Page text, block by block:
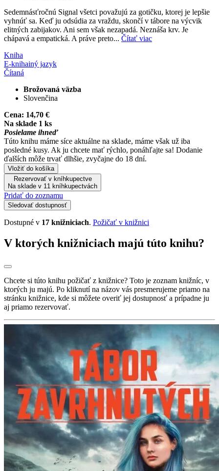
Sedemnásťročnú Signal všetci považujú za gotičku, ktorej je lepšie
vyhnúť sa. Keď ju odsúdia za vraždu, skončí v tábore na výcvik
elitných zabijakov. Ani sem však nezapadá. Neznáša krv. Je
chápavá a empatická. A práve preto... Čítať viac
Kniha
E-knihainý jazyk
Čítaná
Brožovaná väzba
Slovenčina
Cena: 14,70 €
Na sklade 1 ks
Posielame ihneď
Túto knihu máme síce aktuálne na sklade, máme však už iba
posledné kusy. Ak ju chcete mať rýchlo, ponáhľajte sa! Dodanie
ďalších môže trvať dlhšie, zvyčajne do 18 dní.
Vložiť do košíka
Rezervovať v kníhkupectve
Na sklade v 11 kníhkupectvách
Pridať do zoznamu
Sledovať dostupnosť
Dostupné v 17 knižniciach. Požičať v knižnici
V ktorých knižniciach majú túto knihu?
Chcete si túto knihu požičať z knižnice? Toto je zoznam knižníc, v
ktorých ju majú. Po kliknutí na názov vás presmerujeme priamo na
stránku knižnice, kde si môžete overiť jej dostupnosť a prípadne ju
aj priamo rezervovať.